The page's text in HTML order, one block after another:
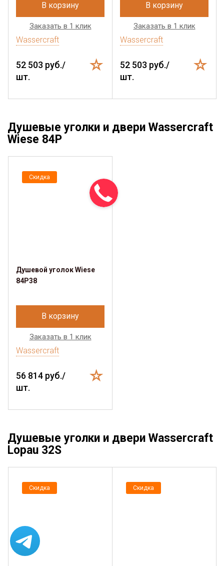
В корзину
Заказать в 1 клик
Wassercraft
52 503 руб./
шт.
В корзину
Заказать в 1 клик
Wassercraft
52 503 руб./
шт.
Душевые уголки и двери Wassercraft
Wiese 84P
Скидка
Душевой уголок Wiese
84P38
В корзину
Заказать в 1 клик
Wassercraft
56 814 руб./
шт.
Душевые уголки и двери Wassercraft
Lopau 32S
Скидка Скидка